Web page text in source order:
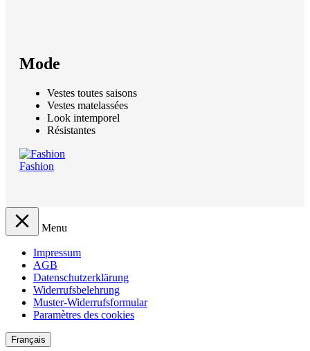
Mode
Vestes toutes saisons
Vestes matelassées
Look intemporel
Résistantes
Fashion
Menu
Impressum
AGB
Datenschutzerklärung
Widerrufsbelehrung
Muster-Widerrufsformular
Paramètres des cookies
Français